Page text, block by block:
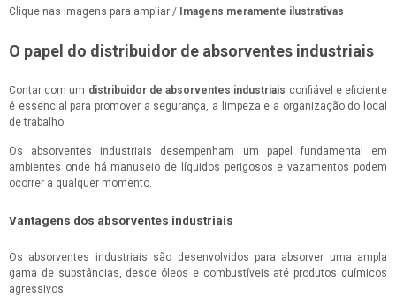
Clique nas imagens para ampliar / Imagens meramente ilustrativas
O papel do distribuidor de absorventes industriais
Contar com um distribuidor de absorventes industriais confiável e eficiente
é essencial para promover a segurança, a limpeza e a organização do local
de trabalho.
Os absorventes industriais desempenham um papel fundamental em
ambientes onde há manuseio de líquidos perigosos e vazamentos podem
ocorrer a qualquer momento.
Vantagens dos absorventes industriais
Os absorventes industriais são desenvolvidos para absorver uma ampla
gama de substâncias, desde óleos e combustíveis até produtos químicos
agressivos.